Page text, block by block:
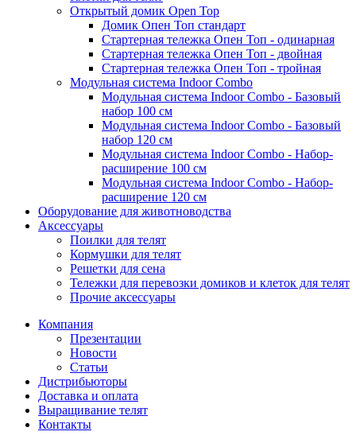
Открытый домик Open Top
Домик Опен Топ стандарт
Стартерная тележка Опен Топ - одинарная
Стартерная тележка Опен Топ - двойная
Стартерная тележка Опен Топ - тройная
Модульная система Indoor Combo
Модульная система Indoor Combo - Базовый
набор 100 см
Модульная система Indoor Combo - Базовый
набор 120 см
Модульная система Indoor Combo - Набор-
расширение 100 см
Модульная система Indoor Combo - Набор-
расширение 120 см
Оборудование для животноводства
Аксессуары
Поилки для телят
Кормушки для телят
Решетки для сена
Тележки для перевозки домиков и клеток для телят
Прочие аксессуары
Компания
Презентации
Новости
Статьи
Дистрибьюторы
Доставка и оплата
Выращивание телят
Контакты